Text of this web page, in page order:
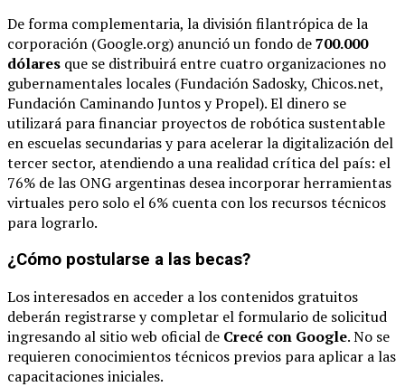
De forma complementaria, la división filantrópica de la
corporación (Google.org) anunció un fondo de700.000
dólares que se distribuirá entre cuatro organizaciones no
gubernamentales locales (Fundación Sadosky, Chicos.net,
Fundación Caminando Juntos y Propel).El dinero se
utilizará para financiar proyectos de robótica sustentable
en escuelas secundarias y para acelerar la digitalización del
tercer sector, atendiendo a una realidad crítica del país: el
76% de las ONG argentinas desea incorporar herramientas
virtuales pero solo el 6% cuenta con los recursos técnicos
para lograrlo.
¿Cómo postularse a las becas?
Los interesados en acceder a los contenidos gratuitos
deberán registrarse y completar el formulario de solicitud
ingresando al sitio web oficial de Crecé con Google. No se
requieren conocimientos técnicos previos para aplicar a las
capacitaciones iniciales.